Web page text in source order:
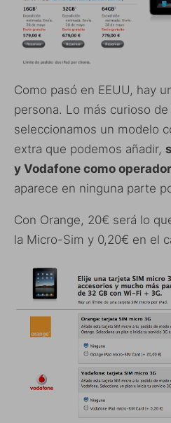
Como pasó en EEUU, hay
persona. Lo más curioso
seleccionamos un modelo
extra que podemos añadir,
y Vodafone como
aparece en ninguna parte
Con Orange, 20€ será lo
la Micro-Sim y 0,20€ en el